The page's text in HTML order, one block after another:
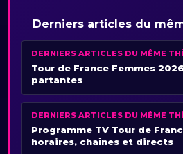
Derniers articles du
DERNIERS ARTICLES DU MÊME
Tour de France Femmes
partantes
DERNIERS ARTICLES DU MÊME
Programme TV Tour de
horaires, chaînes et directs